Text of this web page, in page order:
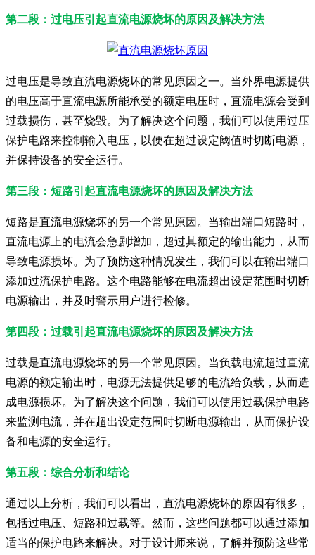
第二段：过电压引起直流电源烧坏的原因及解决方法
过电压是导致直流电源烧坏的常见原因之一。当外界电源提供
的电压高于直流电源所能承受的额定电压时，直流电源会受到
过载损伤，甚至烧毁。为了解决这个问题，我们可以使用过压
保护电路来控制输入电压，以便在超过设定阈值时切断电源，
并保持设备的安全运行。
第三段：短路引起直流电源烧坏的原因及解决方法
短路是直流电源烧坏的另一个常见原因。当输出端口短路时，
直流电源上的电流会急剧增加，超过其额定的输出能力，从而
导致电源损坏。为了预防这种情况发生，我们可以在输出端口
添加过流保护电路。这个电路能够在电流超出设定范围时切断
电源输出，并及时警示用户进行检修。
第四段：过载引起直流电源烧坏的原因及解决方法
过载是直流电源烧坏的另一个常见原因。当负载电流超过直流
电源的额定输出时，电源无法提供足够的电流给负载，从而造
成电源损坏。为了解决这个问题，我们可以使用过载保护电路
来监测电流，并在超出设定范围时切断电源输出，从而保护设
备和电源的安全运行。
第五段：综合分析和结论
通过以上分析，我们可以看出，直流电源烧坏的原因有很多，
包括过电压、短路和过载等。然而，这些问题都可以通过添加
适当的保护电路来解决。对于设计师来说，了解并预防这些常